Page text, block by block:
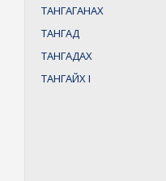
ТАНГАГАНАХ
ТАНГАД
ТАНГАДАХ
ТАНГАЙХI